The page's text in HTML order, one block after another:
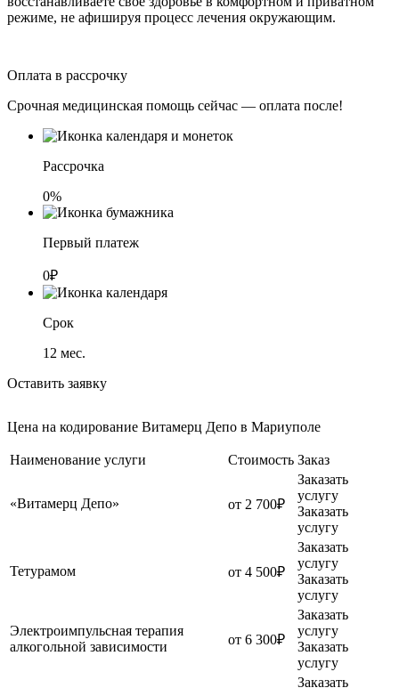
режиме, не афишируя процесс лечения окружающим.
Оплата в рассрочку
Срочная медицинская помощь сейчас — оплата после!
Рассрочка
0%
Первый платеж
0₽
Срок
12 мес.
Оставить заявку
Цена на кодирование Витамерц Депо в Мариуполе
Наименование услуги Стоимость Заказ
«Витамерц Депо» от 2 700₽
Заказать
услугу
Заказать
услугу
Тетурамом от 4 500₽
Заказать
услугу
Заказать
услугу
Электроимпульсная терапия
алкогольной зависимости
от 6 300₽
Заказать
услугу
Заказать
услугу
Заказать